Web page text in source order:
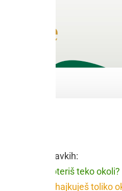
besede v stavkih:
Ke klamoteriš teko okoli?
Kaj pohajkuješ toliko